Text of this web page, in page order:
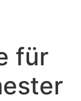
für